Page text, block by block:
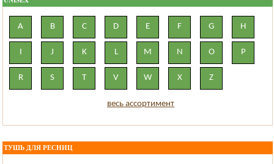
A B C D E F G H
I J K L M N O P
R S T V W X Z
весь ассортимент
ТУШЬ ДЛЯ РЕСНИЦ